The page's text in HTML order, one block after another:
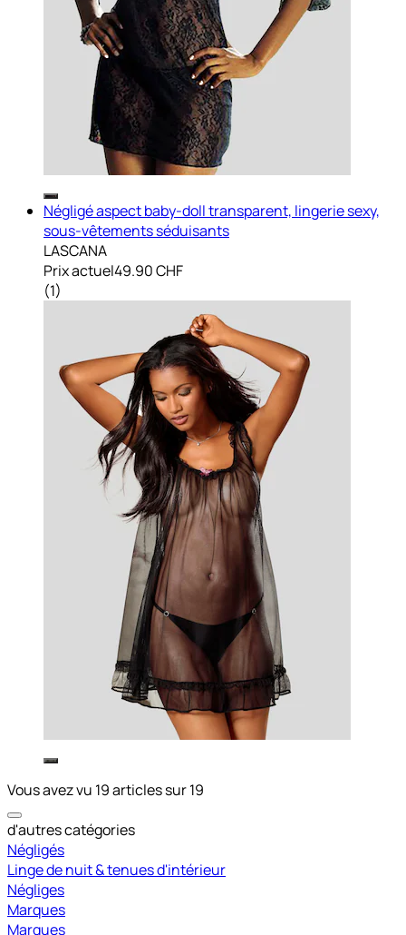
Négligé aspect baby-doll transparent, lingerie sexy,
sous-vêtements séduisants
LASCANA
Prix actuel49.90 CHF
(1)
Vous avez vu 19 articles sur 19
d'autres catégories
Négligés
Linge de nuit & tenues d'intérieur
Négliges
Marques
Marques